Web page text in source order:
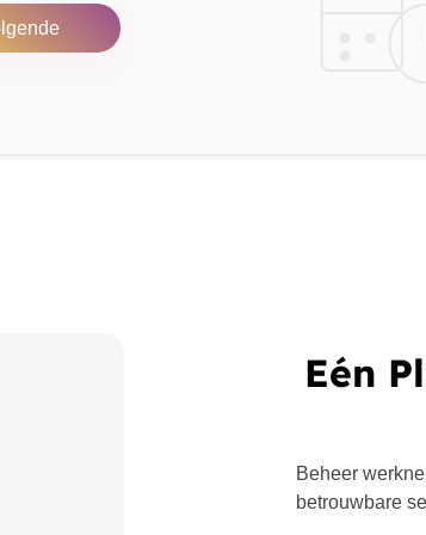
Eén
Beheer
betrouwbare